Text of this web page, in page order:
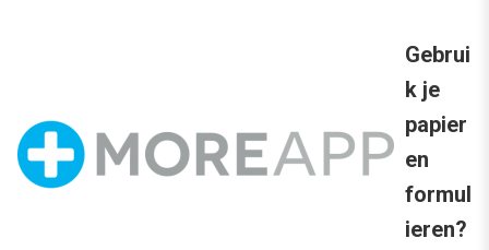
Gebrui
k je
papier
en
formul
ieren?